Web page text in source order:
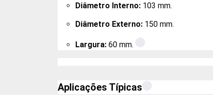
Diâmetro Interno: 103 mm.
Diâmetro Externo: 150 mm.
Largura: 60 mm.
Aplicações Típicas